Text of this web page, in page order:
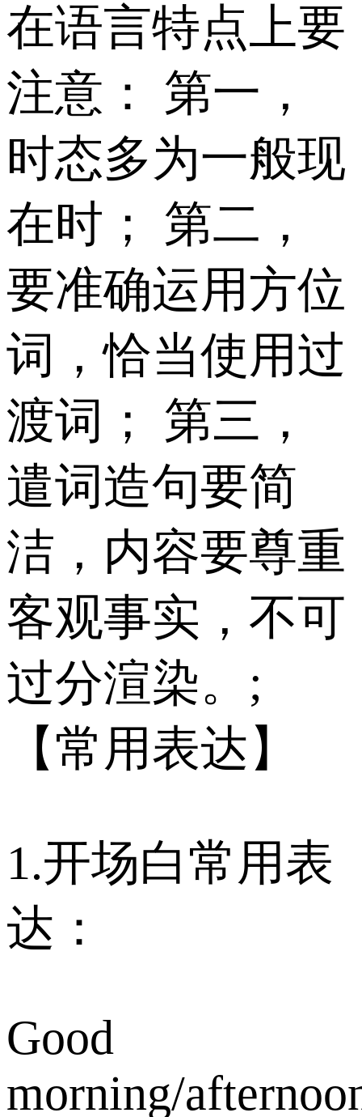
在语言特点上要
注意： 第一，
时态多为一般现
在时； 第二，
要准确运用方位
词，恰当使用过
渡词； 第三，
遣词造句要简
洁，内容要尊重
客观事实，不可
过分渲染。;
【常用表达】
1.开场白常用表
达：
Good
morning/